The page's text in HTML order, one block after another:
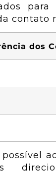
para
contato
dos